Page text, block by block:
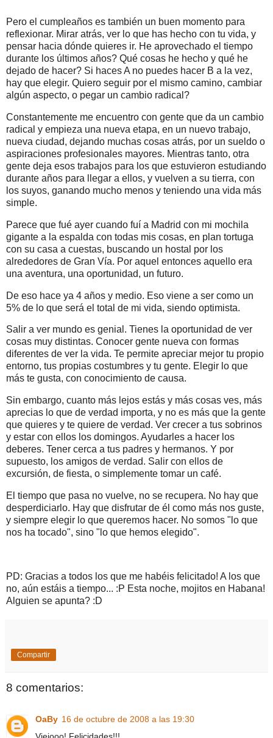
Pero el cumpleaños es también un buen momento para
reflexionar. Mirar atrás, ver lo que has hecho con tu vida, y
pensar hacia dónde quieres ir. He aprovechado el tiempo
durante los últimos años? Qué cosas he hecho y qué he
dejado de hacer? Si haces A no puedes hacer B a la vez,
hay que elegir. Quiero seguir por el mismo camino, cambiar
algún aspecto, o pegar un cambio radical?
Constantemente me encuentro con gente que da un cambio
radical y empieza una nueva etapa, en un nuevo trabajo,
nueva ciudad, dejando muchas cosas atrás, por un sueldo o
aspiraciones profesionales mayores. Mientras tanto, otra
gente deja esos trabajos para los que estuvieron estudiando
durante años para llegar a ellos, y vuelven a su tierra, con
los suyos, ganando mucho menos y teniendo una vida más
simple.
Parece que fué ayer cuando fuí a Madrid con mi mochila
gigante a la espalda con todas mis cosas, en plan tortuga
con su casa a cuestas, buscando un hostal por los
alrededores de Gran Vía. Por aquel entonces aquello era
una aventura, una oportunidad, un futuro.
De eso hace ya 4 años y medio. Eso viene a ser como un
5% de lo que será el total de mi vida, siendo optimista.
Salir a ver mundo es genial. Tienes la oportunidad de ver
cosas muy distintas. Conocer gente nueva con formas
diferentes de ver la vida. Te permite apreciar mejor tu propio
entorno, tus propias costumbres y tu gente. Elegir lo que
más te gusta, con conocimiento de causa.
Sin embargo, cuanto más lejos estás y más cosas ves, más
aprecias lo que de verdad importa, y no es más que la gente
que quieres y te quiere de verdad. Ver crecer a tus sobrinos
y estar con ellos los domingos. Ayudarles a hacer los
deberes. Tener cerca a tus padres y hermanos. Y por
supuesto, los amigos de verdad. Salir con ellos de
excursión, de fiesta, o simplemente tomar un café.
El tiempo que pasa no vuelve, no se recupera. No hay que
desperdiciarlo. Hay que disfrutar de él como más nos guste,
y siempre elegir lo que queremos hacer. No somos "lo que
nos ha tocado", sino "lo que hemos elegido".
PD: Gracias a todos los que me habéis felicitado! A los que
no, aún estáis a tiempo... :P Esta noche, mojitos en Habana!
Alguien se apunta? :D
Compartir
8 comentarios:
OaBy 16 de octubre de 2008 a las 19:30